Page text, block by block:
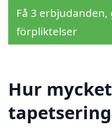
Få 3
förpliktelser
Hur